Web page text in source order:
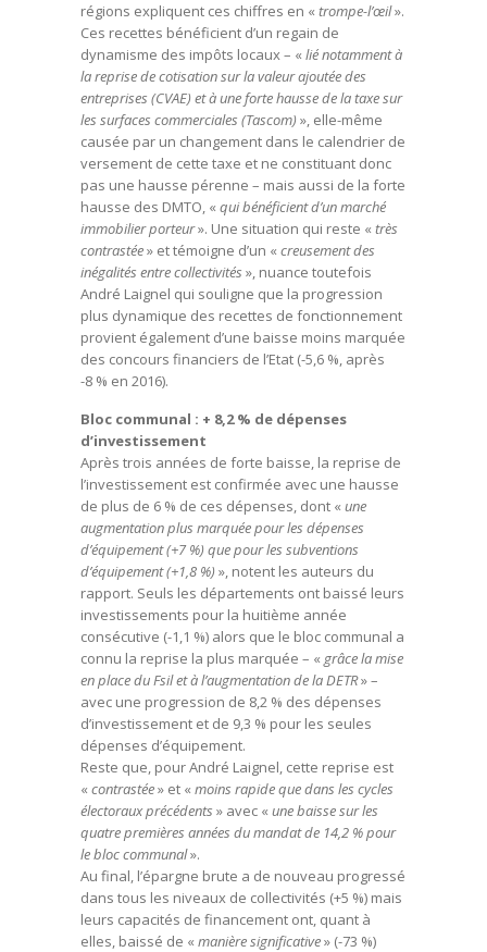
régions expliquent ces chiffres en « trompe-l’œil».
Ces recettes bénéficient d’un regain de
dynamisme des impôts locaux – « lié notamment à
la reprise de cotisation sur la valeur ajoutée des
entreprises (CVAE) et à une forte hausse de la taxe sur
les surfaces commerciales (Tascom) », elle-même
causée par un changement dans le calendrier de
versement de cette taxe et ne constituant donc
pas une hausse pérenne – mais aussi de la forte
hausse des DMTO, « qui bénéficient d’un marché
immobilier porteur». Une situation qui reste « très
contrastée» et témoigne d’un « creusement des
inégalités entre collectivités », nuance toutefois
André Laignel qui souligne que la progression
plus dynamique des recettes de fonctionnement
provient également d’une baisse moins marquée
des concours financiers de l’Etat (-5,6 %, après
-8 % en 2016).
Bloc communal : + 8,2 % de dépenses
d’investissement
Après trois années de forte baisse, la reprise de
l’investissement est confirmée avec une hausse
de plus de 6 % de ces dépenses, dont « une
augmentation plus marquée pour les dépenses
d’équipement (+7 %) que pour les subventions
d’équipement (+1,8 %) », notent les auteurs du
rapport. Seuls les départements ont baissé leurs
investissements pour la huitième année
consécutive (-1,1 %) alors que le bloc communal a
connu la reprise la plus marquée – « grâce la mise
en place du Fsil et à l’augmentation de la DETR» –
avec une progression de 8,2 % des dépenses
d’investissement et de 9,3 % pour les seules
dépenses d’équipement.
Reste que, pour André Laignel, cette reprise est
« contrastée» et « moins rapide que dans les cycles
électoraux précédents » avec « une baisse sur les
quatre premières années du mandat de 14,2 % pour
le bloc communal».
Au final, l’épargne brute a de nouveau progressé
dans tous les niveaux de collectivités (+5 %) mais
leurs capacités de financement ont, quant à
elles, baissé de « manière significative» (-73 %)